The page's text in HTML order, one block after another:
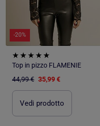
-20%
Top in pizzo FLAMENIE
44,99 € 35,99 €
Vedi prodotto